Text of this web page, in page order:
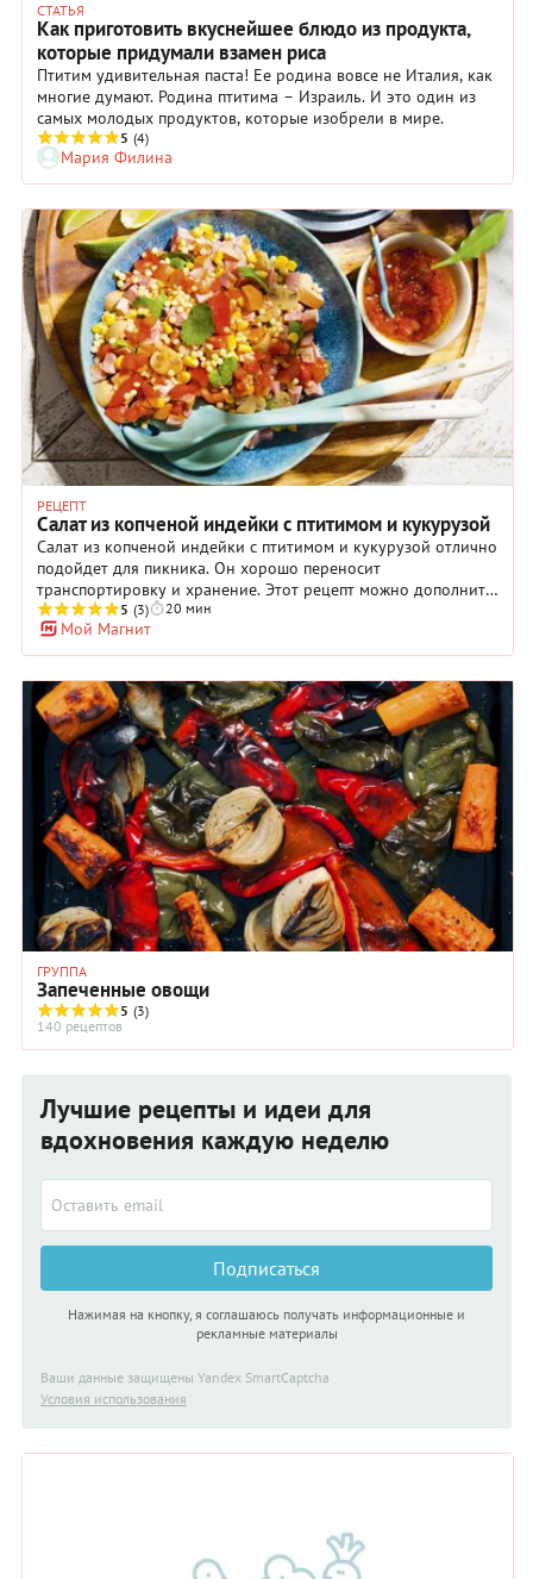
СТАТЬЯ
Как приготовить вкуснейшее блюдо из продукта,
которые придумали взамен риса
Птитим удивительная паста! Ее родина вовсе не Италия, как
многие думают. Родина птитима – Израиль. И это один из
самых молодых продуктов, которые изобрели в мире.
5 (4)
Мария Филина
РЕЦЕПТ
Салат из копченой индейки с птитимом и кукурузой
Салат из копченой индейки с птитимом и кукурузой отлично
подойдет для пикника. Он хорошо переносит
транспортировку и хранение. Этот рецепт можно дополнить
небольшим количеством свежего перца чили (нарежьте его
кольцами или очень мелким кубиком), разнообразной
зеленью и нерафинированным маслом – оливковым,
подсолнечным или кукурузным. Мясо, кстати, можно
использовать любое. Хорошо подойдут для такого салата
остатки запеченной курицы или отварная телятина. Блюдо
может выступить как в роли гарнира, так и в качестве
полноценного обеда на скорую руку, особенно в летний
день.
5 (3) 20 мин
Мой Магнит
ГРУППА
Запеченные овощи
5 (3)
140 рецептов
Лучшие рецепты и идеи для
вдохновения каждую неделю
Подписаться
Нажимая на кнопку, я соглашаюсь получать информационные и
рекламные материалы
Ваши данные защищены Yandex SmartCaptcha
Условия использования